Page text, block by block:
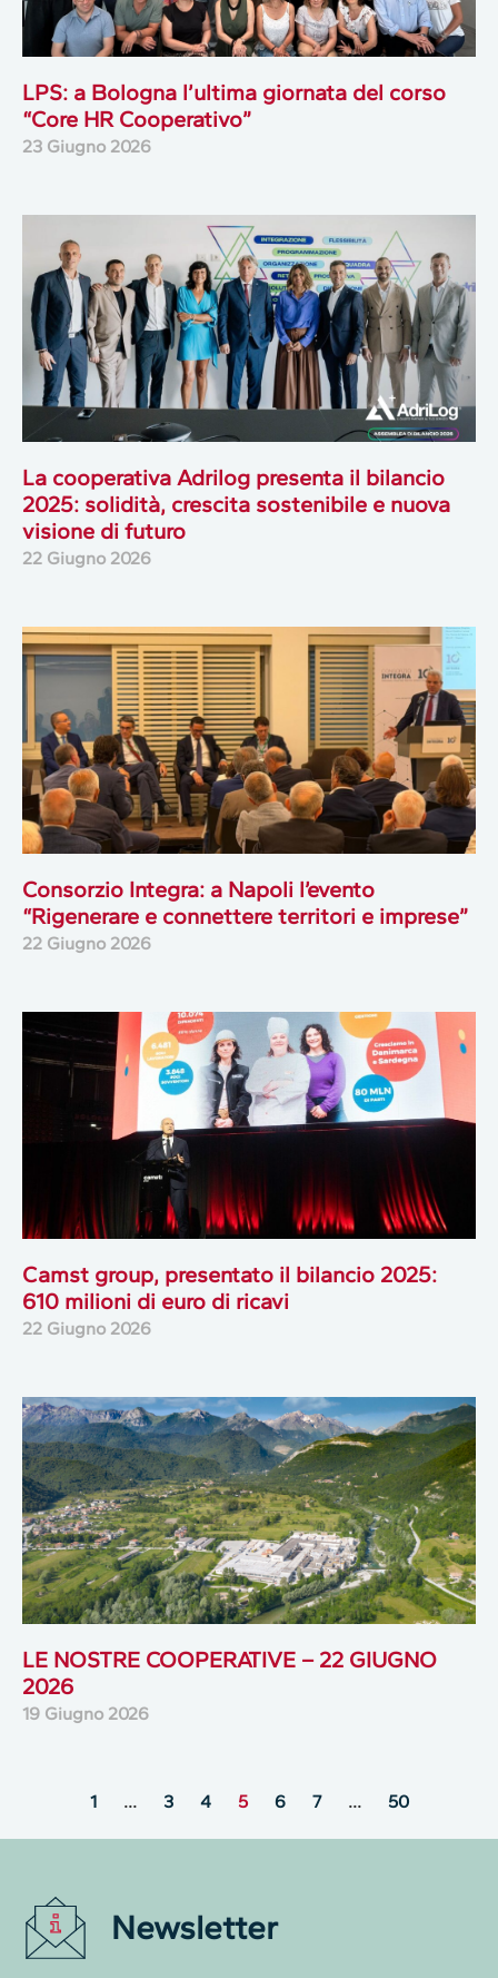
LPS: a Bologna l’ultima giornata del corso
“Core HR Cooperativo”
23 Giugno 2026
La cooperativa Adrilog presenta il bilancio
2025: solidità, crescita sostenibile e nuova
visione di futuro
22 Giugno 2026
Consorzio Integra: a Napoli l’evento
“Rigenerare e connettere territori e imprese”
22 Giugno 2026
Camst group, presentato il bilancio 2025:
610 milioni di euro di ricavi
22 Giugno 2026
LE NOSTRE COOPERATIVE – 22 GIUGNO
2026
19 Giugno 2026
1 … 3 4 5 6 7 … 50
Newsletter